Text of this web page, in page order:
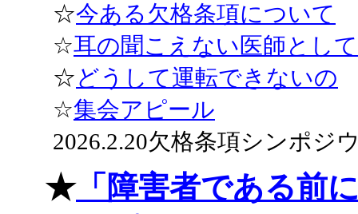
☆今ある欠格条項について
☆耳の聞こえない医師として
☆どうして運転できないの
☆集会アピール
2026.2.20欠格条項シンポジ
★「障害者である前